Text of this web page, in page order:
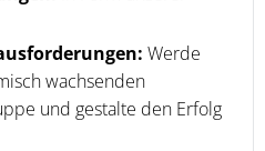
Werde
wachsenden
und gestalte den Erfolg